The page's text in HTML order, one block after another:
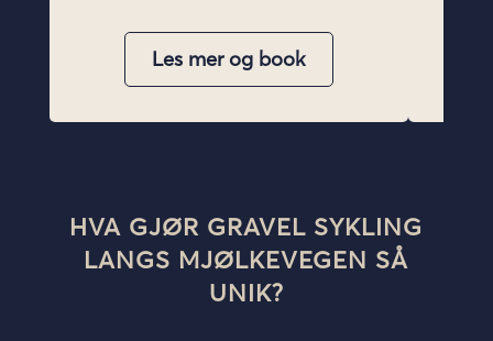
HVA GJØR GRAVEL SYKLING
LANGS MJØLKEVEGEN SÅ
UNIK?